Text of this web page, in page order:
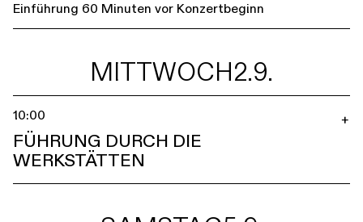
Einführung 60 Minuten vor Konzertbeginn
MITTWOCH2.9.
10:00
FÜHRUNG DURCH DIE
WERKSTÄTTEN
+